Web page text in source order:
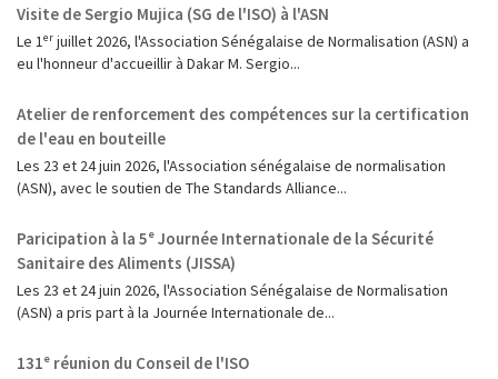
Visite de Sergio Mujica (SG de l'ISO) à l'ASN
Le 1ᵉʳ juillet 2026, l'Association Sénégalaise de Normalisation (ASN) a
eu l'honneur d'accueillir à Dakar M. Sergio...
Atelier de renforcement des compétences sur la certification
de l'eau en bouteille
Les 23 et 24 juin 2026, l'Association sénégalaise de normalisation
(ASN), avec le soutien de The Standards Alliance...
Paricipation à la 5ᵉ Journée Internationale de la Sécurité
Sanitaire des Aliments (JISSA)
‎Les 23 et 24 juin 2026, l'Association Sénégalaise de Normalisation
(ASN) a pris part à la Journée Internationale de...
131ᵉ réunion du Conseil de l'ISO